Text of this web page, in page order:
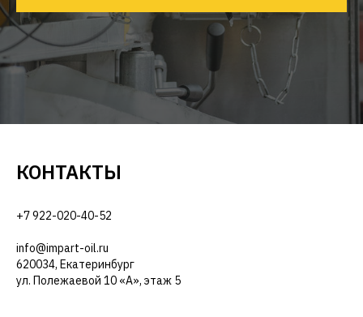
КОНТАКТЫ
+7 922-020-40-52
info@impart-oil.ru
620034, Екатеринбург
ул. Полежаевой 10 «А», этаж 5